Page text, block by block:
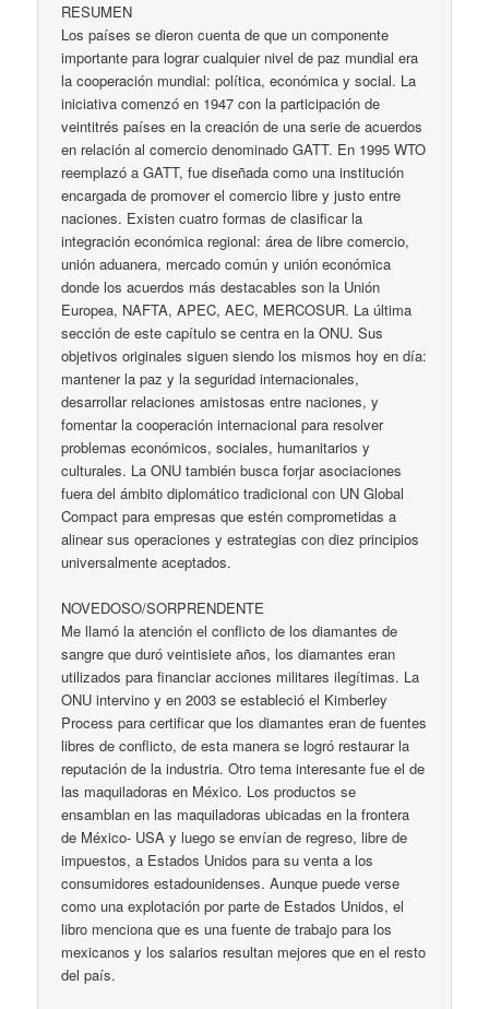
RESUMEN
Los países se dieron cuenta de que un componente
importante para lograr cualquier nivel de paz mundial era
la cooperación mundial: política, económica y social. La
iniciativa comenzó en 1947 con la participación de
veintitrés países en la creación de una serie de acuerdos
en relación al comercio denominado GATT. En 1995 WTO
reemplazó a GATT, fue diseñada como una institución
encargada de promover el comercio libre y justo entre
naciones. Existen cuatro formas de clasificar la
integración económica regional: área de libre comercio,
unión aduanera, mercado común y unión económica
donde los acuerdos más destacables son la Unión
Europea, NAFTA, APEC, AEC, MERCOSUR. La última
sección de este capítulo se centra en la ONU. Sus
objetivos originales siguen siendo los mismos hoy en día:
mantener la paz y la seguridad internacionales,
desarrollar relaciones amistosas entre naciones, y
fomentar la cooperación internacional para resolver
problemas económicos, sociales, humanitarios y
culturales. La ONU también busca forjar asociaciones
fuera del ámbito diplomático tradicional con UN Global
Compact para empresas que estén comprometidas a
alinear sus operaciones y estrategias con diez principios
universalmente aceptados.
NOVEDOSO/SORPRENDENTE
Me llamó la atención el conflicto de los diamantes de
sangre que duró veintisiete años, los diamantes eran
utilizados para financiar acciones militares ilegítimas. La
ONU intervino y en 2003 se estableció el Kimberley
Process para certificar que los diamantes eran de fuentes
libres de conflicto, de esta manera se logró restaurar la
reputación de la industria. Otro tema interesante fue el de
las maquiladoras en México. Los productos se
ensamblan en las maquiladoras ubicadas en la frontera
de México- USA y luego se envían de regreso, libre de
impuestos, a Estados Unidos para su venta a los
consumidores estadounidenses. Aunque puede verse
como una explotación por parte de Estados Unidos, el
libro menciona que es una fuente de trabajo para los
mexicanos y los salarios resultan mejores que en el resto
del país.